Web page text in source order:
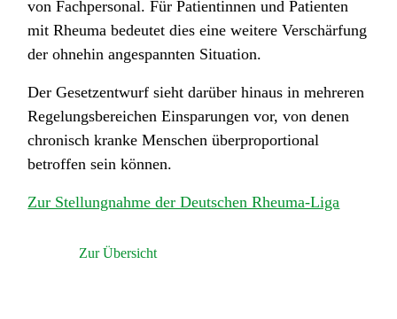
von Fachpersonal. Für Patientinnen und Patienten
mit Rheuma bedeutet dies eine weitere Verschärfung
der ohnehin angespannten Situation.
Der Gesetzentwurf sieht darüber hinaus in mehreren
Regelungsbereichen Einsparungen vor, von denen
chronisch kranke Menschen überproportional
betroffen sein können.
Zur Stellungnahme der Deutschen Rheuma-Liga
Zur Übersicht